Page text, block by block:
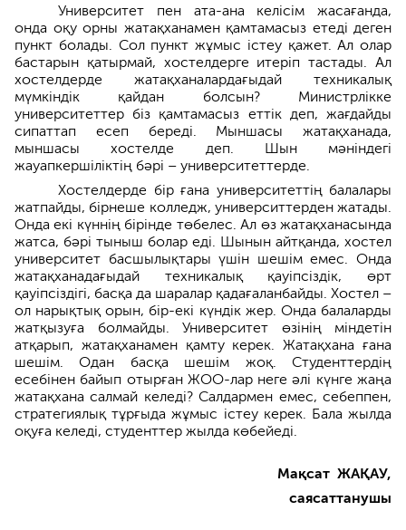
Университет пен ата-ана келісім жасағанда,
онда оқу орны жатақханамен қамтамасыз етеді деген
пункт болады. Сол пункт жұмыс істеу қажет. Ал олар
бастарын қатырмай, хостелдерге итеріп тастады. Ал
хостелдерде жатақханалардағыдай техникалық
мүмкіндік қайдан болсын? Министрлікке
университеттер біз қамтамасыз еттік деп, жағдайды
сипаттап есеп береді. Мыншасы жатақханада,
мыншасы хостелде деп. Шын мәніндегі
жауапкершіліктің бәрі – университеттерде.
Хостелдерде бір ғана университеттің балалары
жатпайды, бірнеше колледж, университтерден жатады.
Онда екі күннің бірінде төбелес. Ал өз жатақханасында
жатса, бәрі тыныш болар еді. Шынын айтқанда, хостел
университет басшылықтары үшін шешім емес. Онда
жатақханадағыдай техникалық қауіпсіздік, өрт
қауіпсіздігі, басқа да шаралар қадағаланбайды. Хостел –
ол нарықтық орын, бір-екі күндік жер. Онда балаларды
жатқызуға болмайды. Университет өзінің міндетін
атқарып, жатақханамен қамту керек. Жатақхана ғана
шешім. Одан басқа шешім жоқ. Студенттердің
есебінен байып отырған ЖОО-лар неге әлі күнге жаңа
жатақхана салмай келеді? Салдармен емес, себеппен,
стратегиялық тұрғыда жұмыс істеу керек. Бала жылда
оқуға келеді, студенттер жылда көбейеді.
Мақсат ЖАҚАУ,
саясаттанушы